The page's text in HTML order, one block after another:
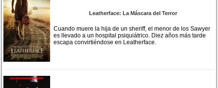
Leatherface: La Máscara del Terror
Cuando muere la hija de un sheriff, el menor de los Sawyer
es llevado a un hospital psiquiátrico. Diez años más tarde
escapa convirtiéndose en Leatherface.